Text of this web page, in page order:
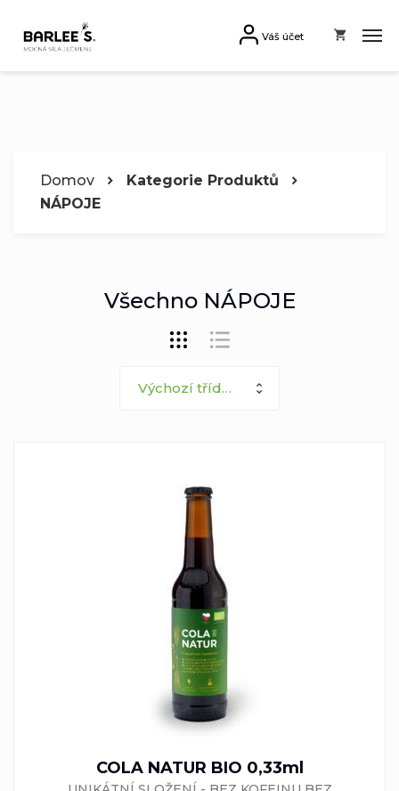
Váš účet
Domov
Kategorie Produktů
NÁPOJE
Všechno NÁPOJE
Výchozí třídění
COLA NATUR BIO 0,33ml